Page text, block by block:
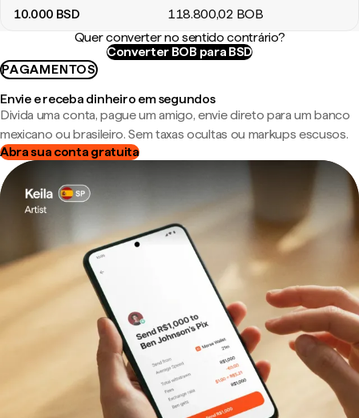
10.000 BSD 118.800,02 BOB
Quer converter no sentido contrário?
Converter BOB para BSD
PAGAMENTOS
Envie e receba dinheiro em segundos
Divida uma conta, pague um amigo, envie direto para um banco
mexicano ou brasileiro. Sem taxas ocultas ou markups escusos.
Abra sua conta gratuita